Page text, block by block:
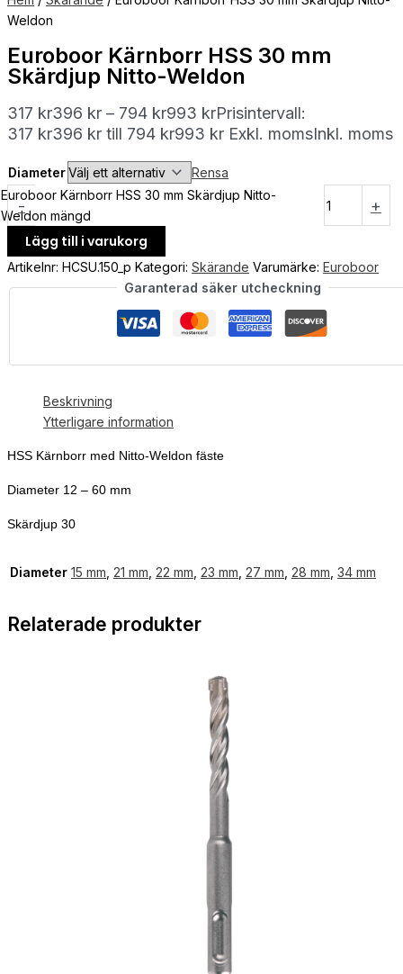
Weldon
Euroboor Kärnborr HSS 30 mm
Skärdjup Nitto-Weldon
317 kr396 kr – 794 kr993 krPrisintervall:
317 kr396 kr till 794 kr993 kr Exkl. momsInkl. moms
Diameter Rensa
-
Euroboor Kärnborr HSS 30 mm Skärdjup Nitto-
Weldon mängd
+
Lägg till i varukorg
Artikelnr: HCSU.150_p Kategori: Skärande Varumärke: Euroboor
Garanterad säker utcheckning
Beskrivning
Ytterligare information
HSS Kärnborr med Nitto-Weldon fäste
Diameter 12 – 60 mm
Skärdjup 30
Diameter 15 mm 21 mm 22 mm 23 mm 27 mm 28 mm 34 mm
Relaterade produkter